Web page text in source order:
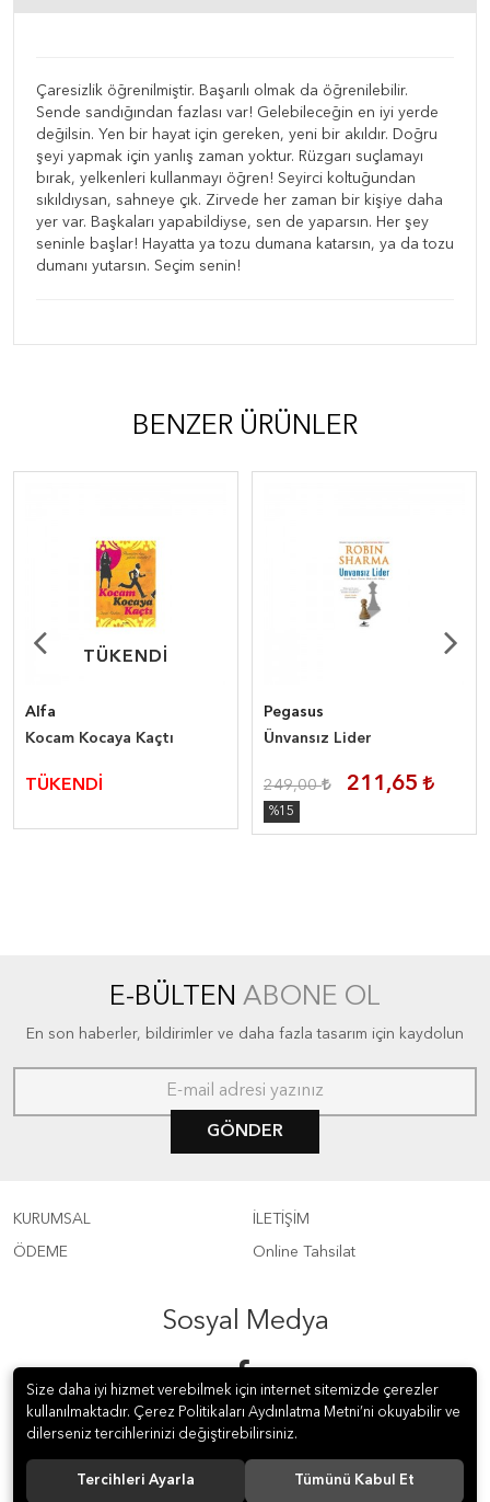
Çaresizlik öğrenilmiştir. Başarılı olmak da öğrenilebilir.
Sende sandığından fazlası var! Gelebileceğin en iyi yerde
değilsin. Yen bir hayat için gereken, yeni bir akıldır. Doğru
şeyi yapmak için yanlış zaman yoktur. Rüzgarı suçlamayı
bırak, yelkenleri kullanmayı öğren! Seyirci koltuğundan
sıkıldıysan, sahneye çık. Zirvede her zaman bir kişiye daha
yer var. Başkaları yapabildiyse, sen de yaparsın. Her şey
seninle başlar! Hayatta ya tozu dumana katarsın, ya da tozu
dumanı yutarsın. Seçim senin!
BENZER ÜRÜNLER
TÜKENDİ
TÜKENDİ
Alfa
Kocam Kocaya Kaçtı
TÜKENDİ
Pegasus
Ünvansız Lider
249,00 211,65
%15
E-BÜLTEN ABONE OL
En son haberler, bildirimler ve daha fazla tasarım için kaydolun
GÖNDER
KURUMSAL
ÖDEME
İLETİŞİM
Online Tahsilat
Sosyal Medya
© 2019 ÇAĞDAŞ ELT KİTABEVİ LTD.ŞTİ. Tüm hakları saklıdır.
Size daha iyi hizmet verebilmek için internet sitemizde çerezler
kullanılmaktadır. Çerez Politikaları Aydınlatma Metni’ni okuyabilir ve
dilerseniz tercihlerinizi değiştirebilirsiniz.
Tercihleri Ayarla Tümünü Kabul Et